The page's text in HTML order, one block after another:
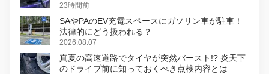
23時間前
SAやPAのEV充電スペースにガソリン車が駐車！
法律的にどう扱われる？
2026.08.07
真夏の高速道路でタイヤが突然バースト!? 炎天下
のドライブ前に知っておくべき点検内容とは